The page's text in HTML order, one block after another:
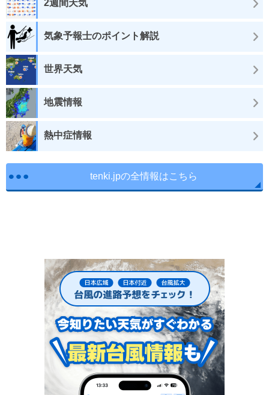
2週間天気
気象予報士のポイント解説
世界天気
地震情報
熱中症情報
tenki.jpの全情報はこちら